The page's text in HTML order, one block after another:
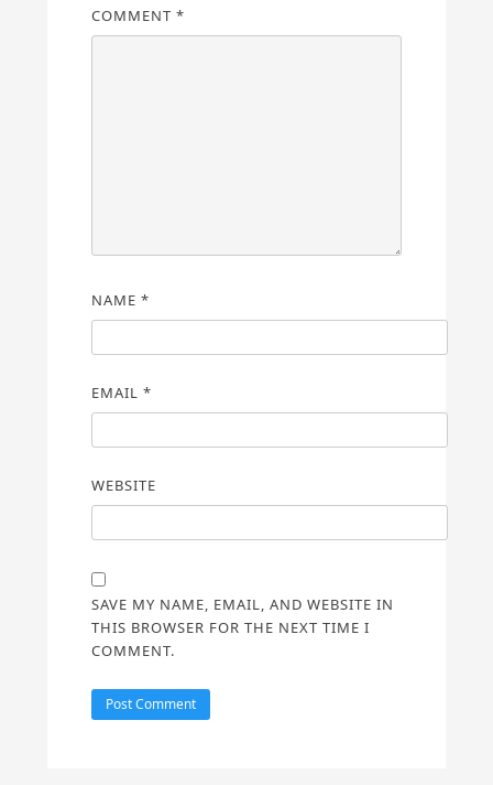
COMMENT *
NAME *
EMAIL *
WEBSITE
SAVE MY NAME, EMAIL, AND WEBSITE IN
THIS BROWSER FOR THE NEXT TIME I
COMMENT.